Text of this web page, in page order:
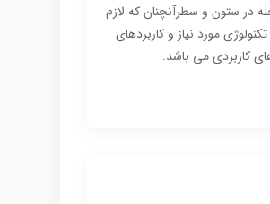
در ستون و سطرآنچنان که لازم
مورد نیاز و کاربردهای
کاربردی می باشد.